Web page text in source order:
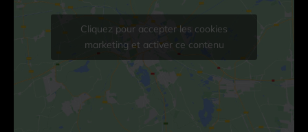
Cliquez pour accepter les cookies
marketing et activer ce contenu